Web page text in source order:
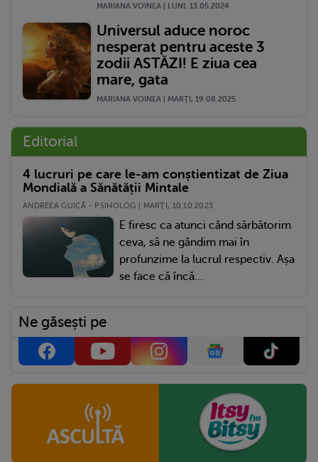
MARIANA VOINEA | LUNI, 13.05.2024
Universul aduce noroc
nesperat pentru aceste 3
zodii ASTĂZI! E ziua cea
mare, gata
MARIANA VOINEA | MARŢI, 19.08.2025
Editorial
4 lucruri pe care le-am conștientizat de Ziua
Mondială a Sănătății Mintale
ANDREEA GUICĂ - PSIHOLOG | MARŢI, 10.10.2023
E firesc ca atunci când sărbătorim
ceva, să ne gândim mai în
profunzime la lucrul respectiv. Așa
se face că încă...
Ne găsești pe